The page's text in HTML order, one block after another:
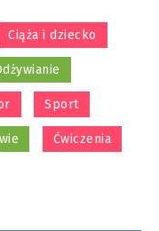
Ciąża i dziecko
Sport
Ćwiczenia